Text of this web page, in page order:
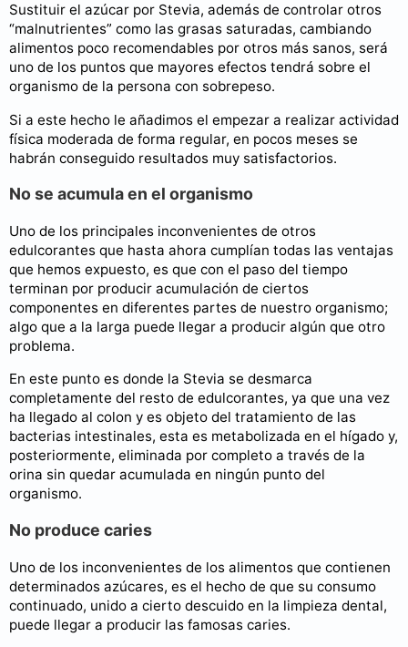
Sustituir el azúcar por Stevia, además de controlar otros
“malnutrientes” como las grasas saturadas, cambiando
alimentos poco recomendables por otros más sanos, será
uno de los puntos que mayores efectos tendrá sobre el
organismo de la persona con sobrepeso.
Si a este hecho le añadimos el empezar a realizar actividad
física moderada de forma regular, en pocos meses se
habrán conseguido resultados muy satisfactorios.
No se acumula en el organismo
Uno de los principales inconvenientes de otros
edulcorantes que hasta ahora cumplían todas las ventajas
que hemos expuesto, es que con el paso del tiempo
terminan por producir acumulación de ciertos
componentes en diferentes partes de nuestro organismo;
algo que a la larga puede llegar a producir algún que otro
problema.
En este punto es donde la Stevia se desmarca
completamente del resto de edulcorantes, ya que una vez
ha llegado al colon y es objeto del tratamiento de las
bacterias intestinales, esta es metabolizada en el hígado y,
posteriormente, eliminada por completo a través de la
orina sin quedar acumulada en ningún punto del
organismo.
No produce caries
Uno de los inconvenientes de los alimentos que contienen
determinados azúcares, es el hecho de que su consumo
continuado, unido a cierto descuido en la limpieza dental,
puede llegar a producir las famosas caries.